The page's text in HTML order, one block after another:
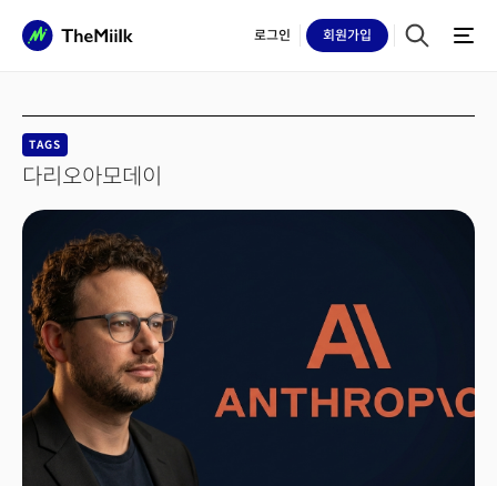
로그인 회원가입
TAGS
다리오아모데이